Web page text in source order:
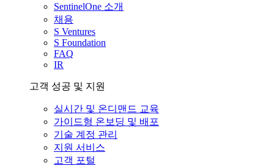
SentinelOne 소개
채용
S Ventures
S Foundation
FAQ
IR
고객 성공 및 지원
실시간 및 온디맨드 교육
가이드형 온보딩 및 배포
기술 계정 관리
지원 서비스
고객 포털